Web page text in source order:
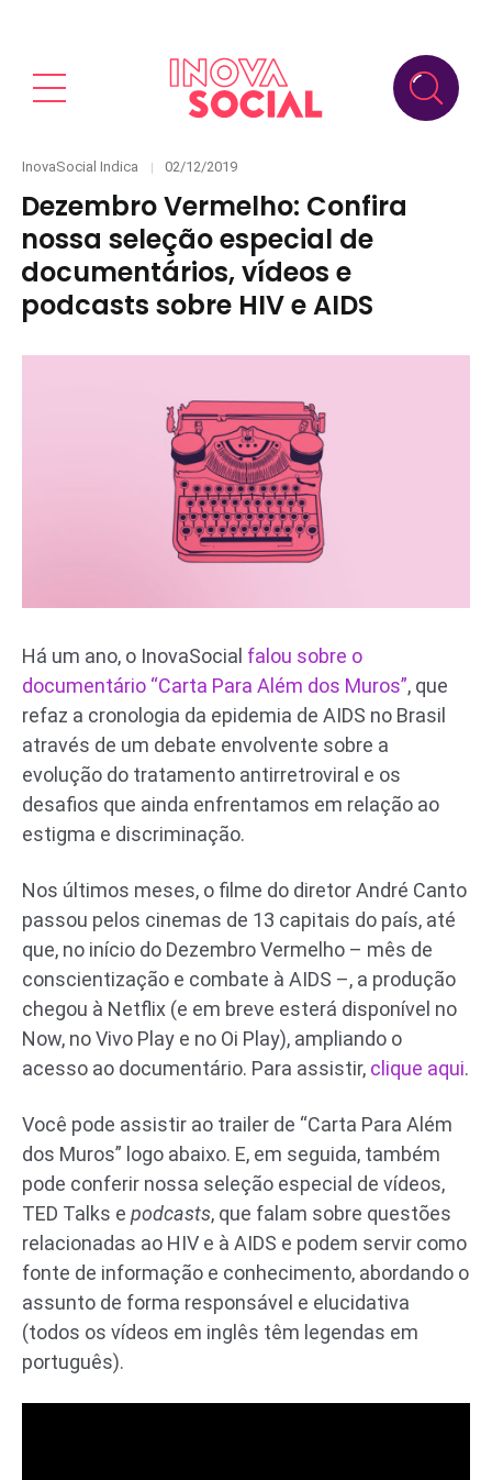
Categories
InovaSocial Indica
Posted
02/12/2019
Dezembro Vermelho: Confira
nossa seleção especial de
documentários, vídeos e
podcasts sobre HIV e AIDS
Há um ano, o InovaSocial falou sobre o
documentário “Carta Para Além dos Muros”, que
refaz a cronologia da epidemia de AIDS no Brasil
através de um debate envolvente sobre a
evolução do tratamento antirretroviral e os
desafios que ainda enfrentamos em relação ao
estigma e discriminação.
Nos últimos meses, o filme do diretor André Canto
passou pelos cinemas de 13 capitais do país, até
que, no início do Dezembro Vermelho – mês de
conscientização e combate à AIDS –, a produção
chegou à Netflix (e em breve esterá disponível no
Now, no Vivo Play e no Oi Play), ampliando o
acesso ao documentário. Para assistir, clique aqui.
Você pode assistir ao trailer de “Carta Para Além
dos Muros” logo abaixo. E, em seguida, também
pode conferir nossa seleção especial de vídeos,
TED Talks e podcasts, que falam sobre questões
relacionadas ao HIV e à AIDS e podem servir como
fonte de informação e conhecimento, abordando o
assunto de forma responsável e elucidativa
(todos os vídeos em inglês têm legendas em
português).